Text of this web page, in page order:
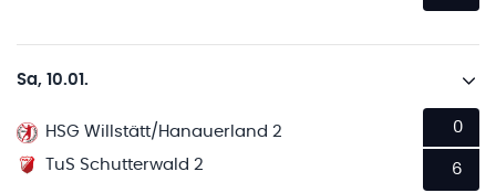
Sa, 10.01.
HSG Willstätt/Hanauerland 2
TuS Schutterwald 2
0
6